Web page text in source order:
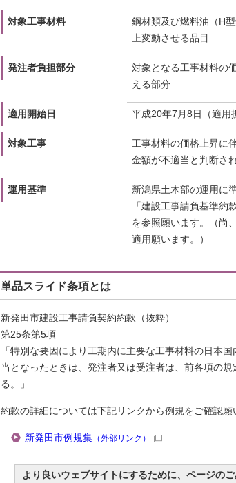
対象工事材料
鋼材類及び燃料油（H
上変動させる品目
発注者負担部分
対象となる工事材料の
える部分
適用開始日 平成20年7月8日（適用
対象工事
工事材料の価格上昇に
金額が不適当と判断さ
運用基準
新潟県土木部の運用に
「建設工事請負基準約
を参照願います。（尚
適用願います。）
単品スライド条項とは
新発田市建設工事請負契約約款（抜粋）
第25条第5項
「特別な要因により工期内に主要な工事材料の日本
当となったときは、発注者又は受注者は、前各項の
る。」
約款の詳細については下記リンクから例規をご確認願
新発田市例規集 （外部リンク）
より良いウェブサイトにするために、ページのご